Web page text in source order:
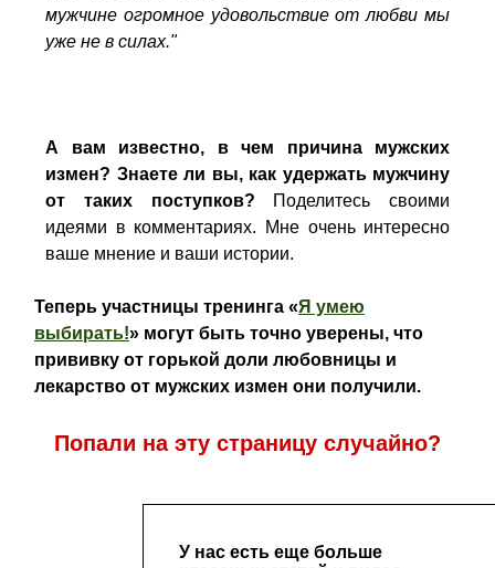
мужчине огромное удовольствие от любви мы
уже не в силах."
А вам известно, в чем причина мужских
измен? Знаете ли вы, как удержать мужчину
от таких поступков? Поделитесь своими
идеями в комментариях. Мне очень интересно
ваше мнение и ваши истории.
Теперь участницы тренинга «Я умею
выбирать!» могут быть точно уверены, что
прививку от горькой доли любовницы и
лекарство от мужских измен они получили.
Попали на эту страницу случайно?